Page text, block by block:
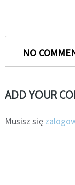
NO
ADD YOUR
Musisz się